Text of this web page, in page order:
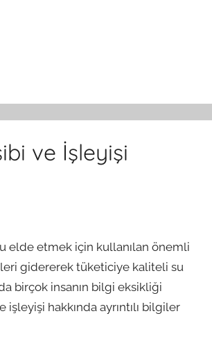
ve İşleyişi
elde etmek için kullanılan önemli
gidererek tüketiciye kaliteli su
birçok insanın bilgi eksikliği
işleyişi hakkında ayrıntılı bilgiler